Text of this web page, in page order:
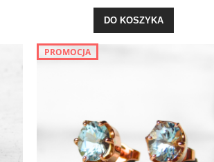
DO KOSZYKA
PROMOCJA